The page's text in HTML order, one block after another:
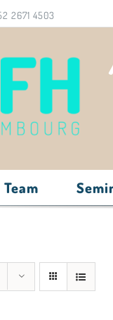
2671 4503
Team